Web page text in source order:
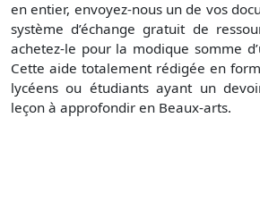
en entier, envoyez-nous un de vos
système d’échange gratuit de
achetez-le pour la modique somme
Cette aide totalement rédigée en
lycéens ou étudiants ayant un
leçon à approfondir en Beaux-arts.